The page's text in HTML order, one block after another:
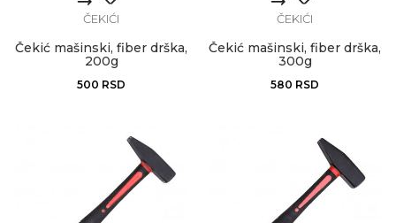
ČEKIĆI
Čekić mašinski, fiber drška,
200g
500 RSD
ČEKIĆI
Čekić mašinski, fiber drška,
300g
580 RSD